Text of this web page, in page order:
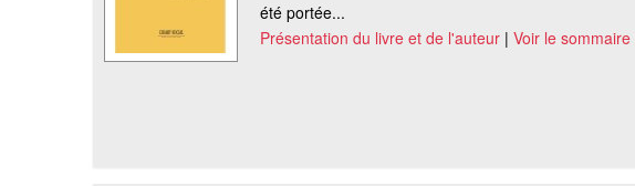
été portée...
Présentation du livre et de l'auteur |Voir le sommaire